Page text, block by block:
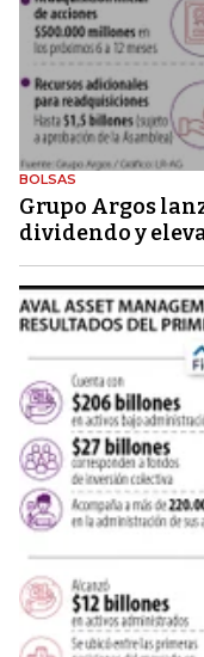
BOLSAS
Grupo Argos
dividendo y